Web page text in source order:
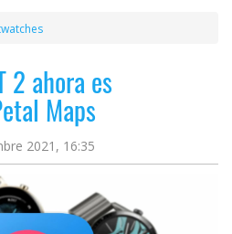
2 ahora es
Maps
2021, 16:35